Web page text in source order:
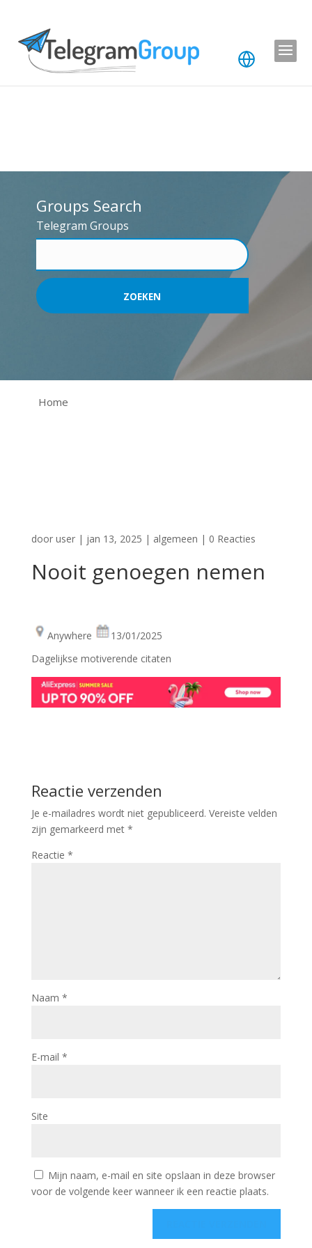
Groups Search
Telegram Groups
Home
door user| jan 13, 2025 | algemeen | 0 Reacties
Nooit genoegen nemen
Anywhere
13/01/2025
Dagelijkse motiverende citaten
Reactie verzenden
Je e-mailadres wordt niet gepubliceerd. Vereiste velden
zijn gemarkeerd met *
Reactie *
Naam *
E-mail *
Site
Mijn naam, e-mail en site opslaan in deze browser
voor de volgende keer wanneer ik een reactie plaats.